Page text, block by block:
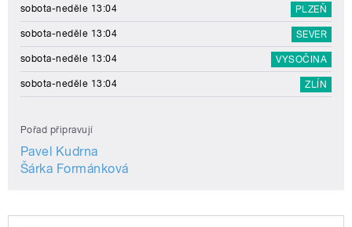
sobota-neděle 13:04 PLZEŇ
sobota-neděle 13:04 SEVER
sobota-neděle 13:04 VYSOČINA
sobota-neděle 13:04 ZLÍN
Pořad připravují
Pavel Kudrna
Šárka Formánková